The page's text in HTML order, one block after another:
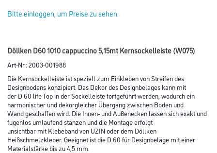
Bitte einloggen, um Preise zu sehen
Döllken D60 1010 cappuccino 5,15mt Kernsockelleiste (W075)
Art-Nr.:2003-001988
Die Kernsockelleiste ist speziell zum Einkleben von Streifen des
Designbodens konzipiert. Das Dekor des Designbelages kann mit
der D 60 life Top in der Sockelleiste fortgeführt werden, wodurch ein
harmonischer und dekorgleicher Übergang zwischen Boden und
Wand geschaffen wird. Die Innen- und Außenecken lassen sich exakt und
fugenlos umlaufend stanzen und die Montage erfolgt
unsichtbar mit Klebeband von UZIN oder dem Döllken
Heißschmelzkleber. Geeignet ist die D 60 für Designbeläge mit einer
Materialstärke bis zu 4,5 mm.